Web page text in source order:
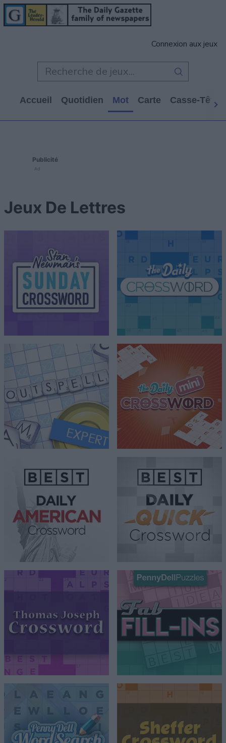
Connexion aux jeux
Accueil Quotidien Mot Carte Casse-Tête
Publicité
Ad
Jeux De Lettres